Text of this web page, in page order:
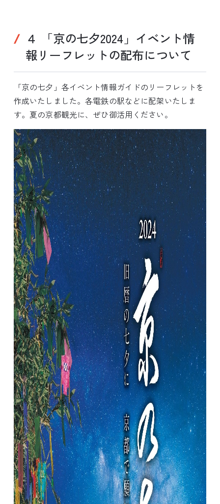
４ 「京の七夕2024」イベント情
報リーフレットの配布について
「京の七夕」各イベント情報ガイドのリーフレットを
作成いたしました。各電鉄の駅などに配架いたしま
す。夏の京都観光に、ぜひ御活用ください。